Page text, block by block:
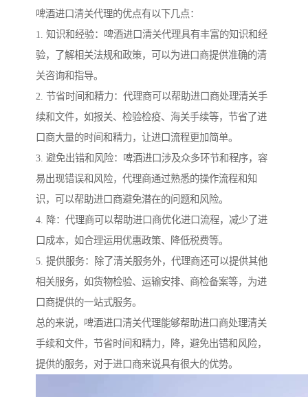
啤酒进口清关代理的优点有以下几点：
1. 知识和经验：啤酒进口清关代理具有丰富的知识和经
验，了解相关法规和政策，可以为进口商提供准确的清
关咨询和指导。
2. 节省时间和精力：代理商可以帮助进口商处理清关手
续和文件，如报关、检验检疫、海关手续等，节省了进
口商大量的时间和精力，让进口流程更加简单。
3. 避免出错和风险：啤酒进口涉及众多环节和程序，容
易出现错误和风险，代理商通过熟悉的操作流程和知
识，可以帮助进口商避免潜在的问题和风险。
4. 降：代理商可以帮助进口商优化进口流程，减少了进
口成本，如合理运用优惠政策、降低税费等。
5. 提供服务：除了清关服务外，代理商还可以提供其他
相关服务，如货物检验、运输安排、商检备案等，为进
口商提供的一站式服务。
总的来说，啤酒进口清关代理能够帮助进口商处理清关
手续和文件，节省时间和精力，降，避免出错和风险，
提供的服务，对于进口商来说具有很大的优势。